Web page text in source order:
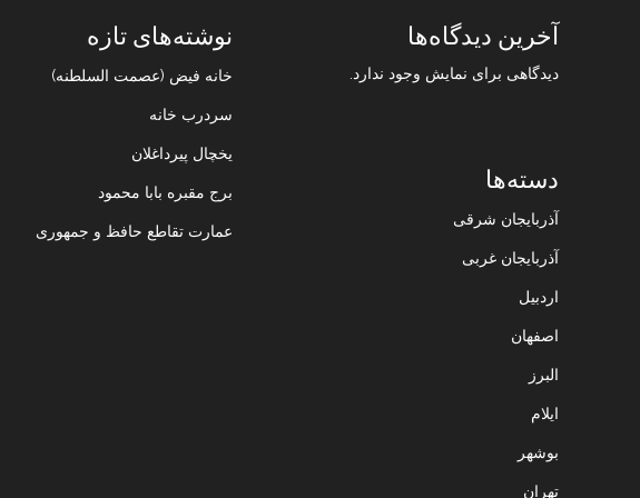
نوشته‌های تازه
خانه فیض (عصمت السلطنه)
سردرب خانه
یخچال پیرداغلان
برج مقبره بابا محمود
عمارت تقاطع حافظ و جمهوری
آخرین دیدگاه‌ها
دیدگاهی برای نمایش وجود ندارد.
دسته‌ها
آذربایجان شرقی
آذربایجان غربی
اردبیل
اصفهان
البرز
ایلام
بوشهر
تهران